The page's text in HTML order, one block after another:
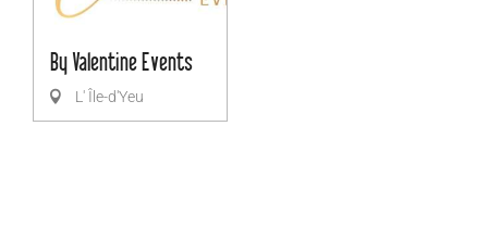
By Valentine Events
L' Île-d'Yeu